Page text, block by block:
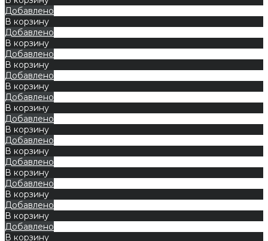
Добавлено
В корзину
Добавлено
В корзину
Добавлено
В корзину
Добавлено
В корзину
Добавлено
В корзину
Добавлено
В корзину
Добавлено
В корзину
Добавлено
В корзину
Добавлено
В корзину
Добавлено
В корзину
Добавлено
В корзину